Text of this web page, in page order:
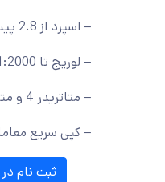
– اسپرد از 2.8 پیپ
– لوریج تا 1:2000
– متاتریدر 4 و متاتریدر 5
– کپی سریع
ثبت نام در